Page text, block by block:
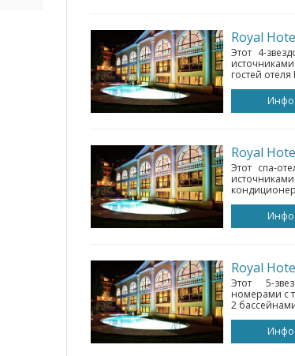
Royal
Этот 4-
гостей
Инфо
Royal
Этот спа-
Инфо
Royal
Этот 5-
номерами с
2
Инфо